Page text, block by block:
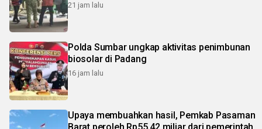
21 jam lalu
Polda Sumbar ungkap aktivitas penimbunan
biosolar di Padang
16 jam lalu
Upaya membuahkan hasil, Pemkab Pasaman